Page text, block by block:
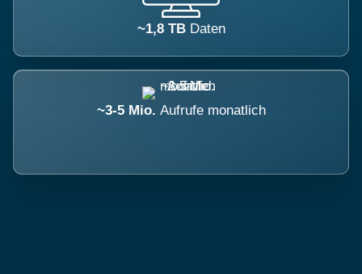
~1,8 TB Daten
~3-5 Mio. Aufrufe monatlich